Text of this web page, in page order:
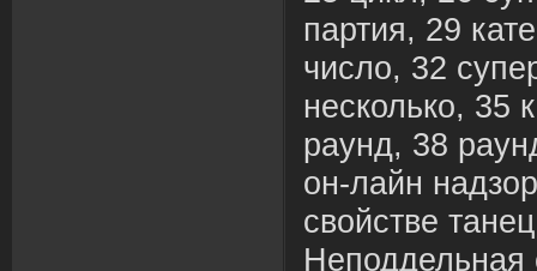
партия, 29
число, 32
несколько, 35
раунд, 38
он-лайн
свойстве
Неподдельная